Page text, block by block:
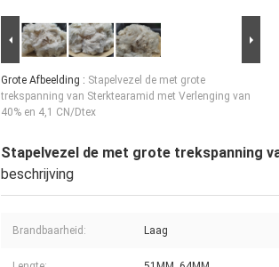
Grote Afbeelding : Stapelvezel de met grote
trekspanning van Sterktearamid met Verlenging van
40% en 4,1 CN/Dtex
Stapelvezel de met grote trekspanning
beschrijving
Brandbaarheid: Laag